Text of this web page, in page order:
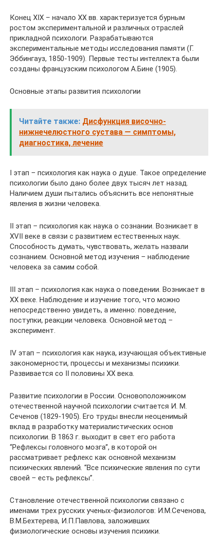
Конец ХIХ – начало ХХ вв. характеризуется бурным
ростом экспериментальной и различных отраслей
прикладной психологи. Разрабатываются
экспериментальные методы исследования памяти (Г.
Эббингауз, 1850-1909). Первые тесты интеллекта были
созданы французским психологом А.Бине (1905).
Основные этапы развития психологии
Читайте также: Дисфункция височно-
нижнечелюстного сустава — симптомы,
диагностика, лечение
I этап – психология как наука о душе. Такое определение
психологии было дано более двух тысяч лет назад.
Наличием души пытались объяснить все непонятные
явления в жизни человека.
II этап – психология как наука о сознании. Возникает в
XVII веке в связи с развитием естественных наук.
Способность думать, чувствовать, желать назвали
сознанием. Основной метод изучения – наблюдение
человека за самим собой.
III этап – психология как наука о поведении. Возникает в
XX веке. Наблюдение и изучение того, что можно
непосредственно увидеть, а именно: поведение,
поступки, реакции человека. Основной метод –
эксперимент.
IV этап – психология как наука, изучающая объективные
закономерности, процессы и механизмы психики.
Развивается со II половины XX века.
Развитие психологии в России. Основоположником
отечественной научной психологии считается И. М.
Сеченов (1829-1905). Его труды внесли неоценимый
вклад в разработку материалистических основ
психологии. В 1863 г. выходит в свет его работа
“Рефлексы головного мозга”, в которой он
рассматривает рефлекс как основной механизм
психических явлений. “Все психические явления по сути
своей – есть рефлексы”.
Становление отечественной психологии связано с
именами трех русских ученых-физиологов: И.М.Сеченова,
В.М.Бехтерева, И.П.Павлова, заложивших
физиологические основы изучения психики.